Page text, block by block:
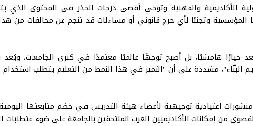
الأكاديمية والمهنية وتوخي أقصى درجات الحذر في المحتوى الذي
المؤسسية وتجنبًا لأي حرج قانوني أو مساءلات قد تنجم عن مخالفات من
خيارًا هامشيًا، بل أصبح توجهًا عالميًا معتمدًا في كبرى الجامعات،
البنّاء"، مشددة على أن "التميز في هذا النمط من التعليم يتطلب استخدام
اعتيادية توجيهية لأعضاء هيئة التدريس في خضم متابعتها اليومية
من إمكانات الأكاديميين العرب الملتحقين بالجامعة على ضوء